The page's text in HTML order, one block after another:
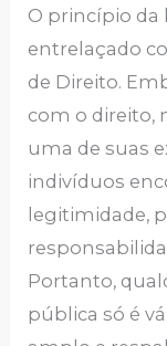
O princípio da
entrelaçado
de Direito.
com o direito,
uma de suas
indivíduos
legitimidade,
Portanto,
pública só é